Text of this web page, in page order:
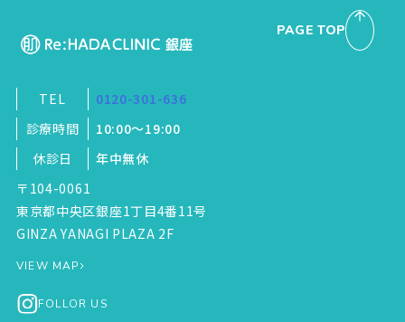
TEL
0120-301-636
診療時間
10:00～19:00
休診日
年中無休
〒104-0061
東京都中央区銀座1丁目4番11号
GINZA YANAGI PLAZA 2F
VIEW MAP
FOLLOR US
PAGE TOP